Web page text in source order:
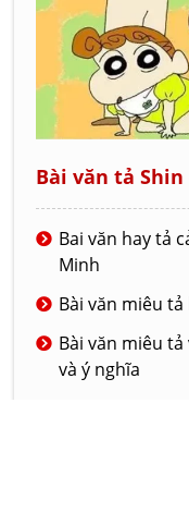
Bài văn tả
Bai văn hay tả
Minh
Bài văn miêu
Bài văn miêu
và ý nghĩa